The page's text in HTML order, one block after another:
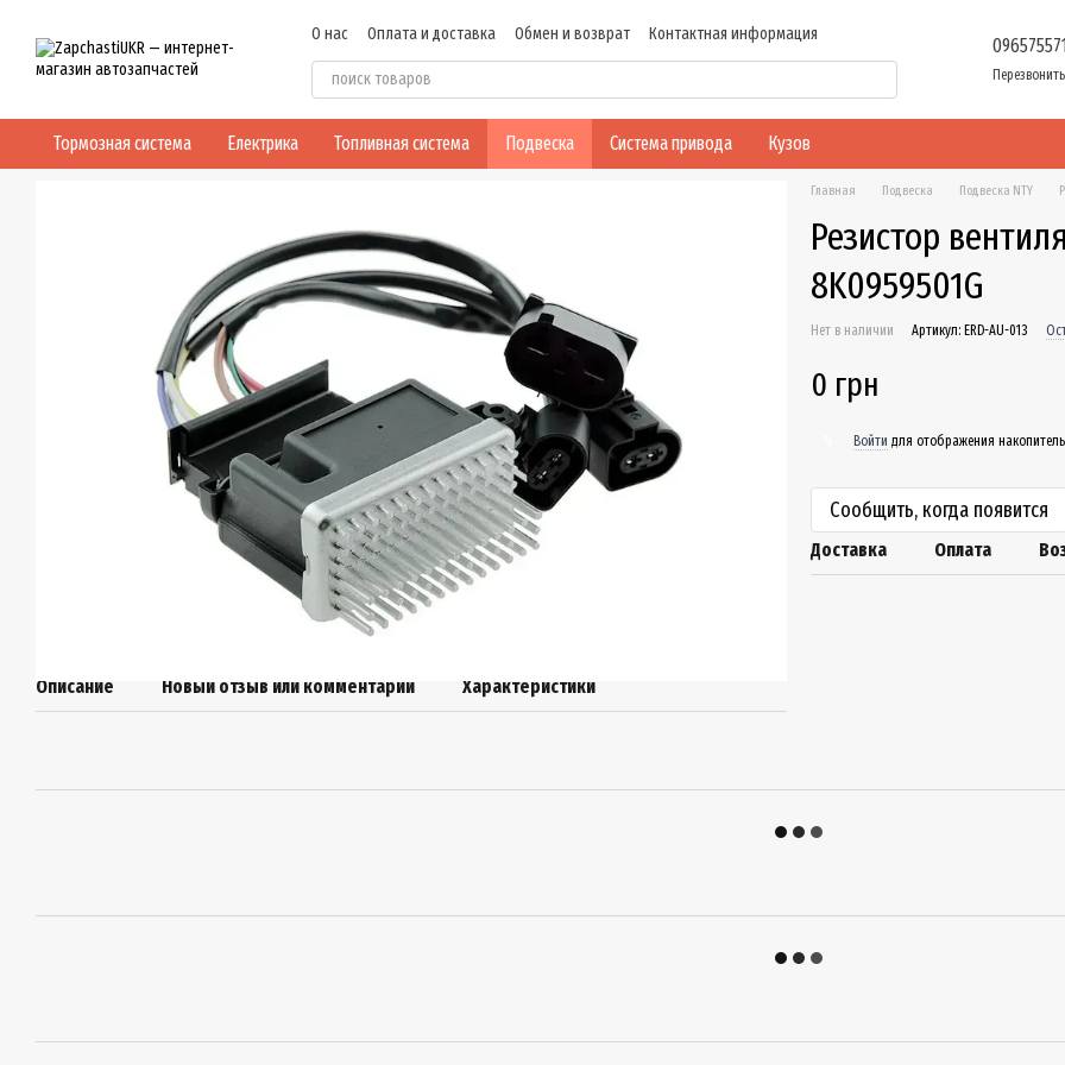
О нас Оплата и доставка Обмен и возврат
Контактная информация
Пользовательское соглашение
Тормозная система Електрика Топливная система Подвеска Система привода Кузов
Описание Новый отзыв или комментарий Характеристики
Главная Подвеска Подвеска NTY
Резистор
8K0959501G
Нет в наличии Артикул: ERD-AU-013
0 грн
Войти для отображения
Сообщить, когда появится
Доставка Оплата